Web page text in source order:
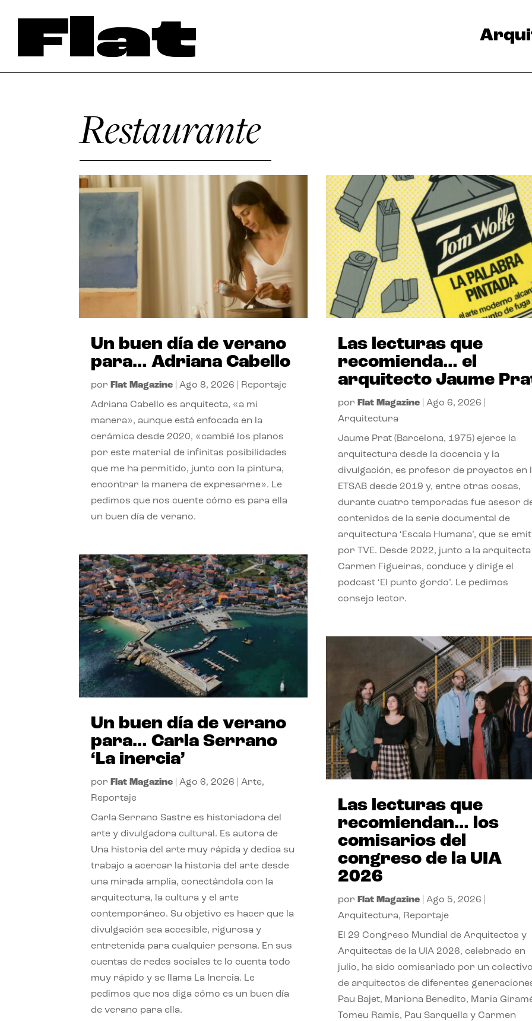
Restaurante
Un buen día de verano
para… Adriana Cabello
por Flat Magazine |Ago 8, 2026 Reportaje
Adriana Cabello es arquitecta, «a mi
manera», aunque está enfocada en la
cerámica desde 2020, «cambié los planos
por este material de infinitas posibilidades
que me ha permitido, junto con la pintura,
encontrar la manera de expresarme». Le
pedimos que nos cuente cómo es para ella
un buen día de verano.
Un buen día de verano
para… Carla Serrano
‘La inercia’
por Flat Magazine |Ago 6, 2026 |Arte,
Reportaje
Carla Serrano Sastre es historiadora del
arte y divulgadora cultural. Es autora de
Una historia del arte muy rápida y dedica su
trabajo a acercar la historia del arte desde
una mirada amplia, conectándola con la
arquitectura, la cultura y el arte
contemporáneo. Su objetivo es hacer que la
divulgación sea accesible, rigurosa y
entretenida para cualquier persona. En sus
cuentas de redes sociales te lo cuenta todo
muy rápido y se llama La Inercia. Le
pedimos que nos diga cómo es un buen día
de verano para ella.
Las lecturas que
recomienda… el
arquitecto Jaume
por Flat Magazine| Ago 6, 2026
Arquitectura
Jaume Prat (Barcelona, 1975) ejerce la
arquitectura desde la docencia y la
divulgación, es profesor de proyectos en
ETSAB desde 2019 y, entre otras cosas,
durante cuatro temporadas fue asesor
contenidos de la serie documental de
arquitectura ‘Escala Humana’, que se
por TVE. Desde 2022, junto a la arquitecta
Carmen Figueiras, conduce y dirige el
podcast ‘El punto gordo’. Le pedimos
consejo lector.
Las lecturas que
recomiendan… los
comisarios del
congreso de la UIA
2026
por Flat Magazine| Ago 5, 2026
Arquitectura, Reportaje
El 29 Congreso Mundial de Arquitectos y
Arquitectas de la UIA 2026, celebrado en
julio, ha sido comisariado por un
de arquitectos de diferentes
Pau Bajet, Mariona Benedito, Maria
Tomeu Ramis, Pau Sarquella y Carmen